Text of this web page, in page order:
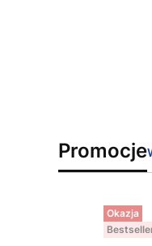
Promocje
Okazja